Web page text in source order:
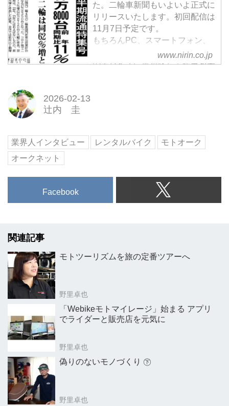
た。二輪車新聞もいよいよ正式に
リリースいたします。初回配信は
11月7日予定です。
もちろんPC、スマートフォン、
タブレットなど、皆さまがお使い
のデバイスに最適化して記事を表
できるビューワ機能
もちろんブラウザ上でテキスト全
www.nirin.co.jp
2026-02-13
辻内 圭
業界人インタビュー レンタルバイク
モトオーク
オークネット
Facebook
関連記事
モトツーリズムを旅の定番ツアーへ
野里卓也
「Webikeモトマイレージ」始まる アプリ
でライダーと販売店を元気に
野里卓也
偽りのないモノづくり ㊦
野里卓也